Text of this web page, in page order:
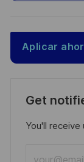
Aplicar
Get
You'll